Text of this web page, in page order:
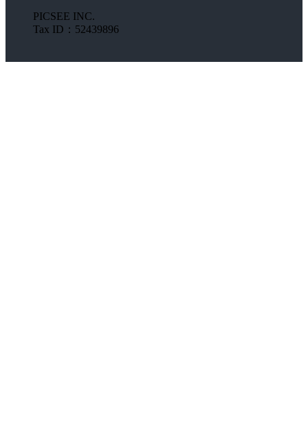
PICSEE INC.
Tax ID：52439896